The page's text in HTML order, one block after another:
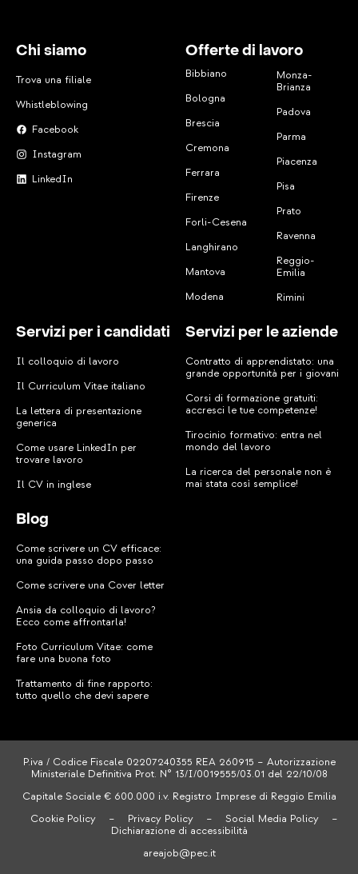
Chi siamo
Trova una filiale
Whistleblowing
Facebook
Instagram
LinkedIn
Offerte di lavoro
Bibbiano
Bologna
Brescia
Cremona
Ferrara
Firenze
Forli-Cesena
Langhirano
Mantova
Modena
Monza-
Brianza
Padova
Parma
Piacenza
Pisa
Prato
Ravenna
Reggio-
Emilia
Rimini
Servizi per i candidati
Il colloquio di lavoro
Il Curriculum Vitae italiano
La lettera di presentazione
generica
Come usare LinkedIn per
trovare lavoro
Il CV in inglese
Servizi per le aziende
Contratto di apprendistato: una
grande opportunità per i giovani
Corsi di formazione gratuiti:
accresci le tue competenze!
Tirocinio formativo: entra nel
mondo del lavoro
La ricerca del personale non è
mai stata così semplice!
Blog
Come scrivere un CV efficace:
una guida passo dopo passo
Come scrivere una Cover letter
Ansia da colloquio di lavoro?
Ecco come affrontarla!
Foto Curriculum Vitae: come
fare una buona foto
Trattamento di fine rapporto:
tutto quello che devi sapere
P.iva / Codice Fiscale 02207240355 REA 260915 – Autorizzazione
Ministeriale Definitiva Prot. N° 13/I/0019555/03.01 del 22/10/08
Capitale Sociale € 600.000 i.v. Registro Imprese di Reggio Emilia
Cookie Policy
– Privacy Policy – Social Media Policy
–
Dichiarazione di accessibilità
areajob@pec.it